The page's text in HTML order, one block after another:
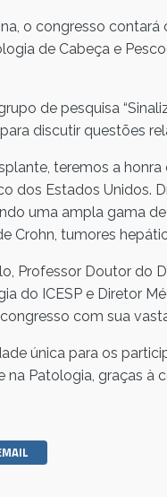
o congresso contará
de Cabeça e
de pesquisa
discutir questões
teremos a
dos Estados Unidos.
uma ampla gama
Crohn, tumores
Professor Doutor do
do ICESP e Diretor
com sua
única para os
Patologia, graças à